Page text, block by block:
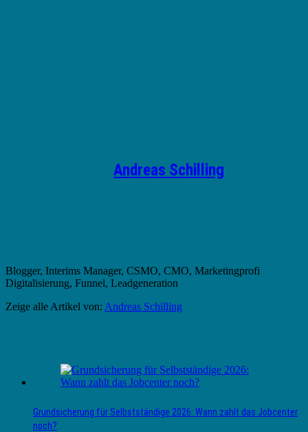
Andreas Schilling
Blogger, Interims Manager, CSMO, CMO, Marketingprofi
Digitalisierung, Funnel, Leadgeneration
Zeige alle Artikel von: Andreas Schilling
Grundsicherung für Selbstständige 2026: Wann zahlt das Jobcenter
noch?